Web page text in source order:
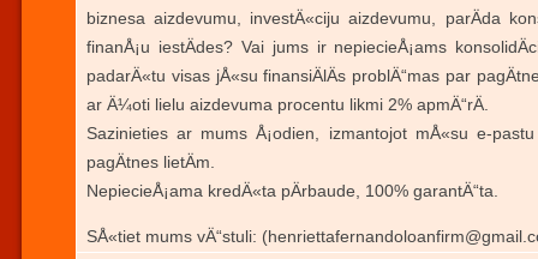
biznesa aizdevumu, investÄ«ciju aizdevumu, parÄda
finanÅ¡u iestÄdes? Vai jums ir nepiecieÅ¡ams
padarÄ«tu visas jÅ«su finansiÄlÄs problÄ“mas par
ar Ä¼oti lielu aizdevuma procentu likmi 2% apmÄ“rÄ.
Sazinieties ar mums Å¡odien, izmantojot mÅ«su e-pastu
pagÄtnes lietÄm.
NepiecieÅ¡ama kredÄ«ta pÄrbaude, 100% garantÄ“ta.
SÅ«tiet mums vÄ“stuli: